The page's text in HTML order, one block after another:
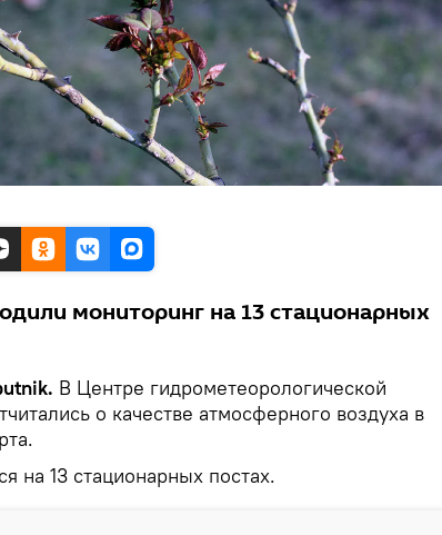
мониторинг на 13 стационарных
В Центре гидрометеорологической
о качестве атмосферного воздуха в
на 13 стационарных постах.